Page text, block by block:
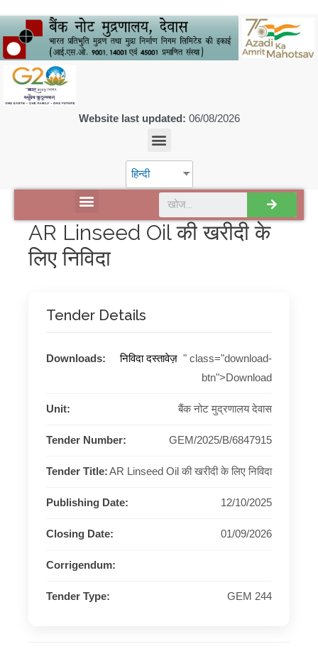
Website last updated: 06/08/2026
हिन्दी
AR Linseed Oil की खरीदी के
लिए निविदा
Tender Details
Downloads: निविदा दस्तावेज़ " class="download-
btn">Download
Unit: बैंक नोट मुद्रणालय देवास
Tender Number: GEM/2025/B/6847915
Tender Title:AR Linseed Oil की खरीदी के लिए निविदा
Publishing Date: 12/10/2025
Closing Date: 01/09/2026
Corrigendum:
Tender Type: GEM 244